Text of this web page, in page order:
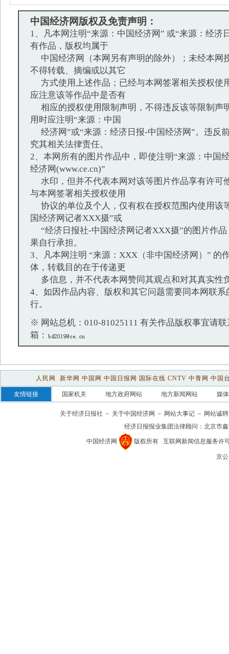
中国经济网版权及免责声明：
1、凡本网注明“来源：中国经济网” 或“来源：经济
有作品，版权均属于
中国经济网（本网另有声明的除外）；未经本网
不得转载、摘编或以其它
方式使用上述作品；已经与本网签署相关授权使
应注意该等作品中是否有
相应的授权使用限制声明，不得违反该等限制声
用时应注明“来源：中国
经济网”或“来源：经济日报-中国经济网”。违反
究其相关法律责任。
2、本网所有的图片作品中，即使注明“来源：中国
经济网(www.ce.cn)”
水印，但并不代表本网对该等图片作品享有许可
与本网签署相关授权使用
协议的单位及个人，仅有权在授权范围内使用该
国经济网记者XXX摄”或
“经济日报社-中国经济网记者XXX摄”的图片作品
果自行承担。
3、凡本网注明 “来源：XXX（非中国经济网）” 的
体，转载目的在于传递更
多信息，并不代表本网赞同其观点和对其真实性
4、如因作品内容、版权和其它问题需要同本网联系
行。
※ 网站总机：010-81025111 有关作品版权事宜请联
箱：
人民网 新华网 中国网 中国日报网 国际在线 CNTV 中青网 中国
友情链接 国家机关 地方政府网站 地方新闻网站 媒
关于经济日报社 － 关于中国经济网 － 网站大事记 － 网站诚聘
经济日报报业集团法律顾问： 北京市
中国经济网 版权所有 互联网新闻信息服务许
京